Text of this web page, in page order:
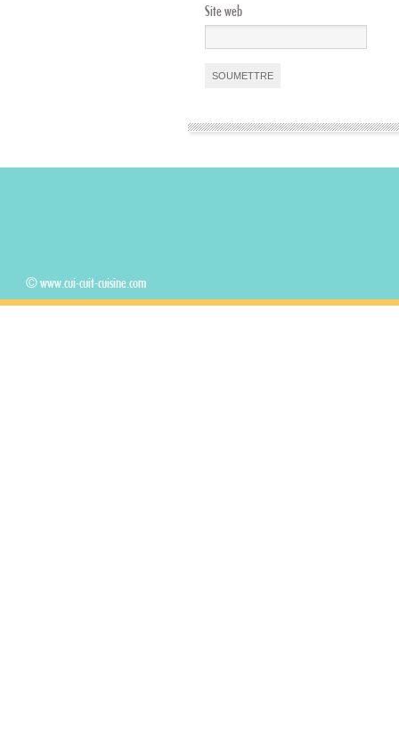
Site web
© www.cui-cuit-cuisine.com